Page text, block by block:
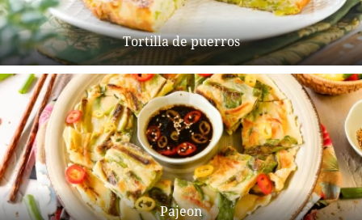
Tortilla de puerros
Pajeon